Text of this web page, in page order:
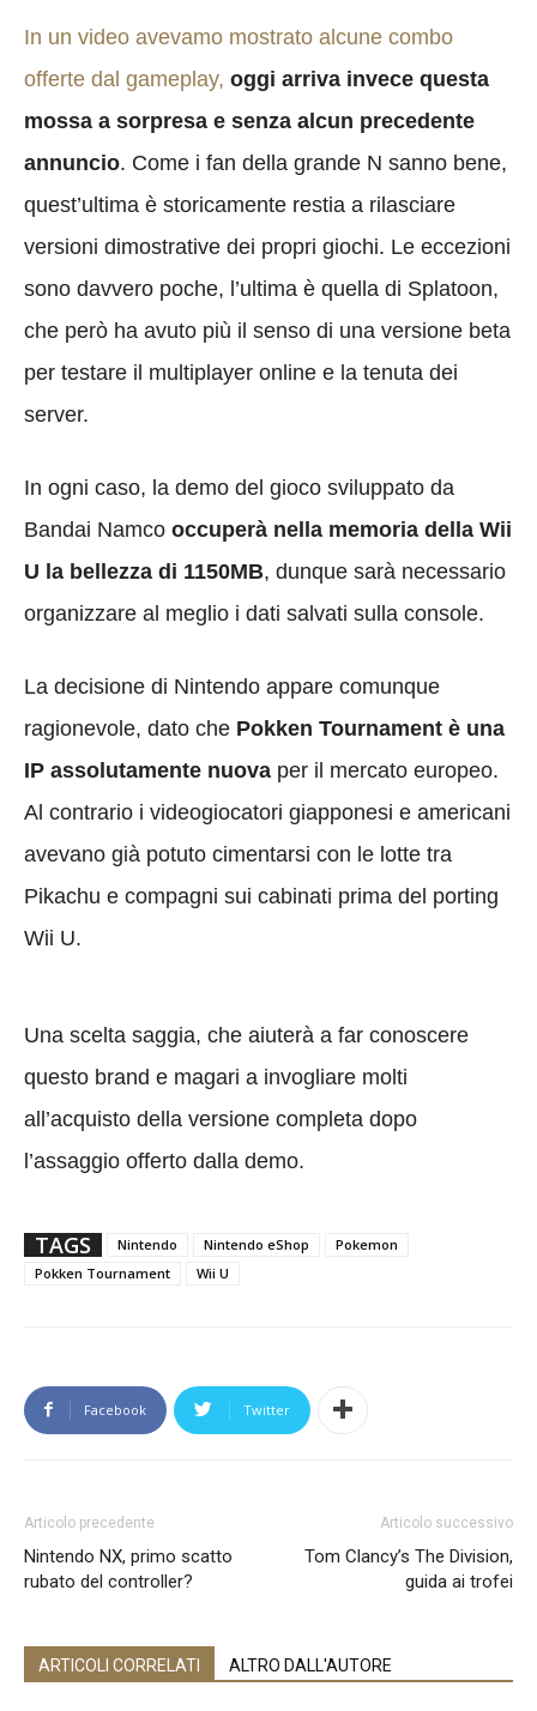
In un video avevamo mostrato alcune combo
offerte dal gameplay, oggi arriva invece questa
mossa a sorpresa e senza alcun precedente
annuncio. Come i fan della grande N sanno bene,
quest’ultima è storicamente restia a rilasciare
versioni dimostrative dei propri giochi. Le eccezioni
sono davvero poche, l’ultima è quella di Splatoon,
che però ha avuto più il senso di una versione beta
per testare il multiplayer online e la tenuta dei
server.
In ogni caso, la demo del gioco sviluppato da
Bandai Namco occuperà nella memoria della Wii
U la bellezza di 1150MB, dunque sarà necessario
organizzare al meglio i dati salvati sulla console.
La decisione di Nintendo appare comunque
ragionevole, dato che Pokken Tournament è una
IP assolutamente nuova per il mercato europeo.
Al contrario i videogiocatori giapponesi e americani
avevano già potuto cimentarsi con le lotte tra
Pikachu e compagni sui cabinati prima del porting
Wii U.
Una scelta saggia, che aiuterà a far conoscere
questo brand e magari a invogliare molti
all’acquisto della versione completa dopo
l’assaggio offerto dalla demo.
TAGS Nintendo Nintendo eShop
Pokemon
Pokken Tournament
Wii U
Facebook Twitter
Articolo precedente
Nintendo NX, primo scatto
rubato del controller?
Articolo successivo
Tom Clancy’s The Division,
guida ai trofei
ARTICOLI CORRELATI ALTRO DALL'AUTORE